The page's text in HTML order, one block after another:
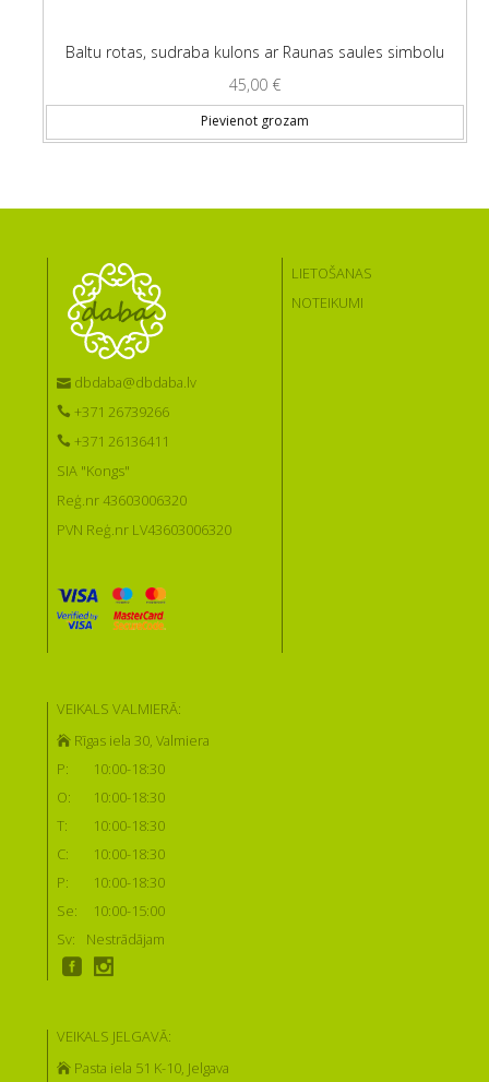
Baltu rotas, sudraba kulons ar Raunas saules simbolu
45,00 €
Pievienot grozam
dbdaba@dbdaba.lv
+371 26739266
+371 26136411
SIA "Kongs"
Reģ.nr 43603006320
PVN Reģ.nr LV43603006320
LIETOŠANAS
NOTEIKUMI
VEIKALS VALMIERĀ:
Rīgas iela 30, Valmiera
P:
10:00-18:30
O:
10:00-18:30
T:
10:00-18:30
C:
10:00-18:30
P:
10:00-18:30
Se:
10:00-15:00
Sv:
Nestrādājam
VEIKALS JELGAVĀ:
Pasta iela 51 K-10, Jelgava